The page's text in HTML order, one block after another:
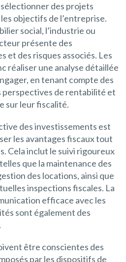
des projets
objectifs de l’entreprise.
social, l’industrie ou
présente des
et des risques associés. Les
réaliser une analyse détaillée
en tenant compte des
perspectives de rentabilité et
sur leur fiscalité.
des investissements est
les avantages fiscaux tout
Cela inclut le suivi rigoureux
que la maintenance des
des locations, ainsi que
inspections fiscales. La
efficace avec les
sont également des
être conscientes des
par les dispositifs de